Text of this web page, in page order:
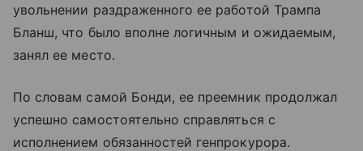
увольнении раздраженного ее работой Трампа
Бланш, что было вполне логичным и ожидаемым,
занял ее место.
По словам самой Бонди, ее преемник продолжал
успешно самостоятельно справляться с
исполнением обязанностей генпрокурора.